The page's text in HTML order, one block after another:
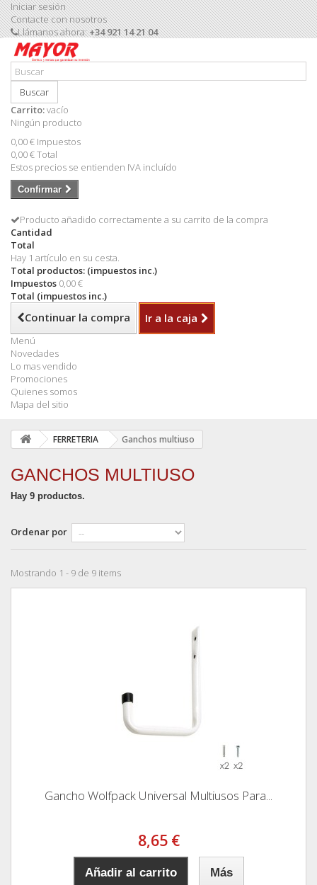
Iniciar sesión
Contacte con nosotros
Llámanos ahora:+34 921 14 21 04
Buscar
Carrito:vacío
Ningún producto
0,00 € Impuestos
0,00 €Total
Estos precios se entienden IVA incluído
Confirmar
Producto añadido correctamente a su carrito de la compra
Cantidad
Total
Hay 1 artículo en su cesta.
Total productos: (impuestos inc.)
Impuestos 0,00 €
Total (impuestos inc.)
Continuar la compra Ir a la caja
Menú
Novedades
Lo mas vendido
Promociones
Quienes somos
Mapa del sitio
FERRETERIA Ganchos multiuso
GANCHOS MULTIUSO
Hay 9 productos.
Ordenar por
Mostrando 1 - 9 de 9 items
Gancho Wolfpack Universal Multiusos Para...
8,65 €
Añadir al carrito Más